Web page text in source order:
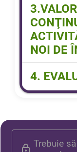
tema
pe
NOI DE
Fişă
îţi
4.
Trebuie